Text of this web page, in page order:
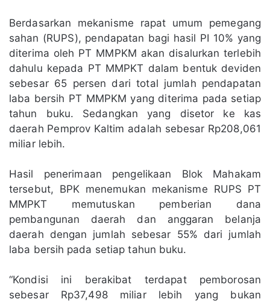
Berdasarkan mekanisme rapat umum pemegang
sahan (RUPS), pendapatan bagi hasil PI 10% yang
diterima oleh PT MMPKM akan disalurkan terlebih
dahulu kepada PT MMPKT dalam bentuk deviden
sebesar 65 persen dari total jumlah pendapatan
laba bersih PT MMPKM yang diterima pada setiap
tahun buku. Sedangkan yang disetor ke kas
daerah Pemprov Kaltim adalah sebesar Rp208,061
miliar lebih.
Hasil penerimaan pengelikaan Blok Mahakam
tersebut, BPK menemukan mekanisme RUPS PT
MMPKT memutuskan pemberian dana
pembangunan daerah dan anggaran belanja
daerah dengan jumlah sebesar 55% dari jumlah
laba bersih pada setiap tahun buku.
“Kondisi ini berakibat terdapat pemborosan
sebesar Rp37,498 miliar lebih yang bukan